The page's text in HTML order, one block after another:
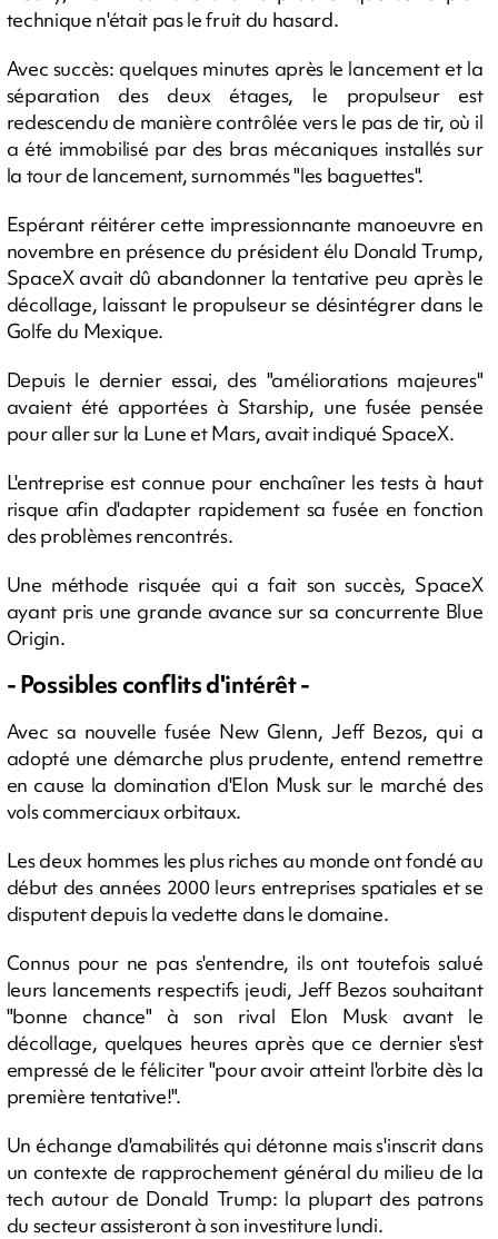
technique n'était pas le fruit du hasard.
Avec succès: quelques minutes après le lancement et la
séparation des deux étages, le propulseur est
redescendu de manière contrôlée vers le pas de tir, où il
a été immobilisé par des bras mécaniques installés sur
la tour de lancement, surnommés "les baguettes".
Espérant réitérer cette impressionnante manoeuvre en
novembre en présence du président élu Donald Trump,
SpaceX avait dû abandonner la tentative peu après le
décollage, laissant le propulseur se désintégrer dans le
Golfe du Mexique.
Depuis le dernier essai, des "améliorations majeures"
avaient été apportées à Starship, une fusée pensée
pour aller sur la Lune et Mars, avait indiqué SpaceX.
L'entreprise est connue pour enchaîner les tests à haut
risque afin d'adapter rapidement sa fusée en fonction
des problèmes rencontrés.
Une méthode risquée qui a fait son succès, SpaceX
ayant pris une grande avance sur sa concurrente Blue
Origin.
- Possibles conflits d'intérêt -
Avec sa nouvelle fusée New Glenn, Jeff Bezos, qui a
adopté une démarche plus prudente, entend remettre
en cause la domination d'Elon Musk sur le marché des
vols commerciaux orbitaux.
Les deux hommes les plus riches au monde ont fondé au
début des années 2000 leurs entreprises spatiales et se
disputent depuis la vedette dans le domaine.
Connus pour ne pas s'entendre, ils ont toutefois salué
leurs lancements respectifs jeudi, Jeff Bezos souhaitant
"bonne chance" à son rival Elon Musk avant le
décollage, quelques heures après que ce dernier s'est
empressé de le féliciter "pour avoir atteint l'orbite dès la
première tentative!".
Un échange d'amabilités qui détonne mais s'inscrit dans
un contexte de rapprochement général du milieu de la
tech autour de Donald Trump: la plupart des patrons
du secteur assisteront à son investiture lundi.